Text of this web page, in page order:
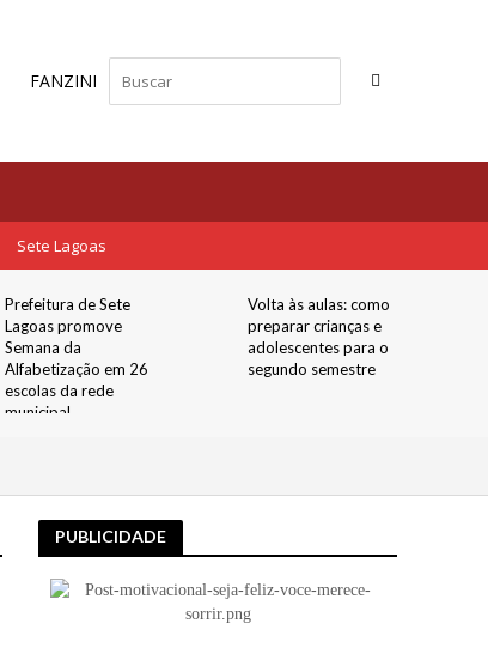
FANZINI
Sete Lagoas
Volta às aulas: como
preparar crianças e
adolescentes para o
segundo semestre
Temporada Quintal
de Histórias recebe o
espetáculo
“Aquarela”, do Grupo
PUBLICIDADE